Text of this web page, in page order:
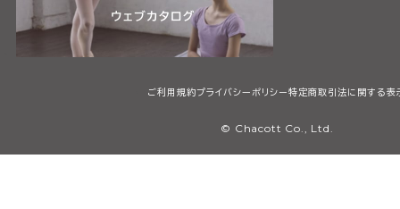
ご利用規約プライバシーポリシー特定商取引法に関する表
© Chacott Co., Ltd.